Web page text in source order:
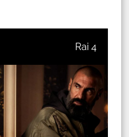
Rai 4